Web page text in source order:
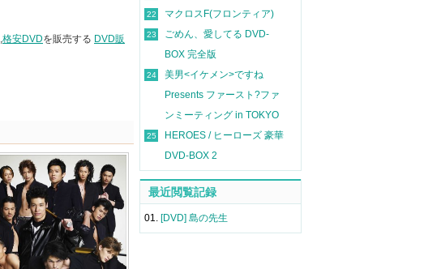
格安DVDを販売する DVD販
22 マクロスF(フロンティア)
23
ごめん、愛してる DVD-
BOX 完全版
24
美男<イケメン>ですね
Presents ファースト?ファ
ンミーティング in TOKYO
25
HEROES / ヒーローズ 豪華
DVD-BOX 2
最近閲覧記録
01. [DVD] 島の先生